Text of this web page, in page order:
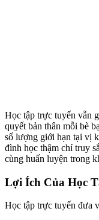
Học tập trực tuyến vẫn
quyết bản thân mỗi bè
số lượng giới hạn tại vị
đình học thậm chí truy
cùng huấn luyện trong
Lợi Ích Của Học
Học tập trực tuyến đưa